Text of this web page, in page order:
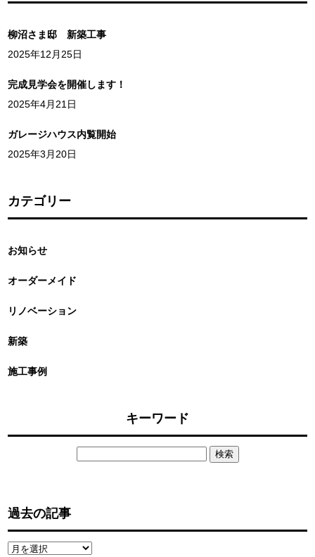
柳沼さま邸 新築工事
2025年12月25日
完成見学会を開催します！
2025年4月21日
ガレージハウス内覧開始
2025年3月20日
カテゴリー
お知らせ
オーダーメイド
リノベーション
新築
施工事例
キーワード
過去の記事
過